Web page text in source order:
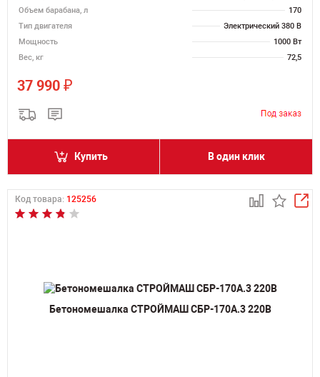
Объем барабана, л
170
Тип двигателя
Электрический 380 В
Мощность
1000 Вт
Вес, кг
72,5
37 990 ₽
Купить В один клик
Код товара: 125256
Бетономешалка СТРОЙМАШ СБР-170А.3 220В